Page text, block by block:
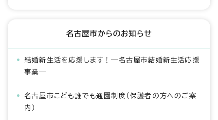
名古屋市からのお知らせ
結婚新生活を応援します！―名古屋市結婚新生活応援
事業―
名古屋市こども誰でも通園制度（保護者の方へのご案
内）